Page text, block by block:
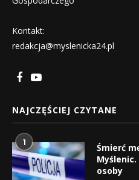
Kontakt:
redakcja@myslenicka24.pl
NAJCZĘŚCIEJ CZYTANE
1
Śmierć
osoby